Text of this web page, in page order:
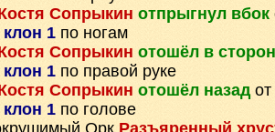
Сопрыкин отпрыгнул вбок
1 по ногам
Сопрыкин отошёл в
1 по правой руке
Сопрыкин отошёл назадот
1 по голове
Орк Разъяренный